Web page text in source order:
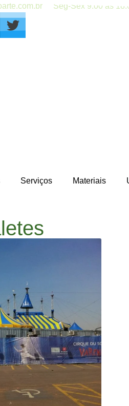
Seg-Sex 9:00 às
Serviços Materiais